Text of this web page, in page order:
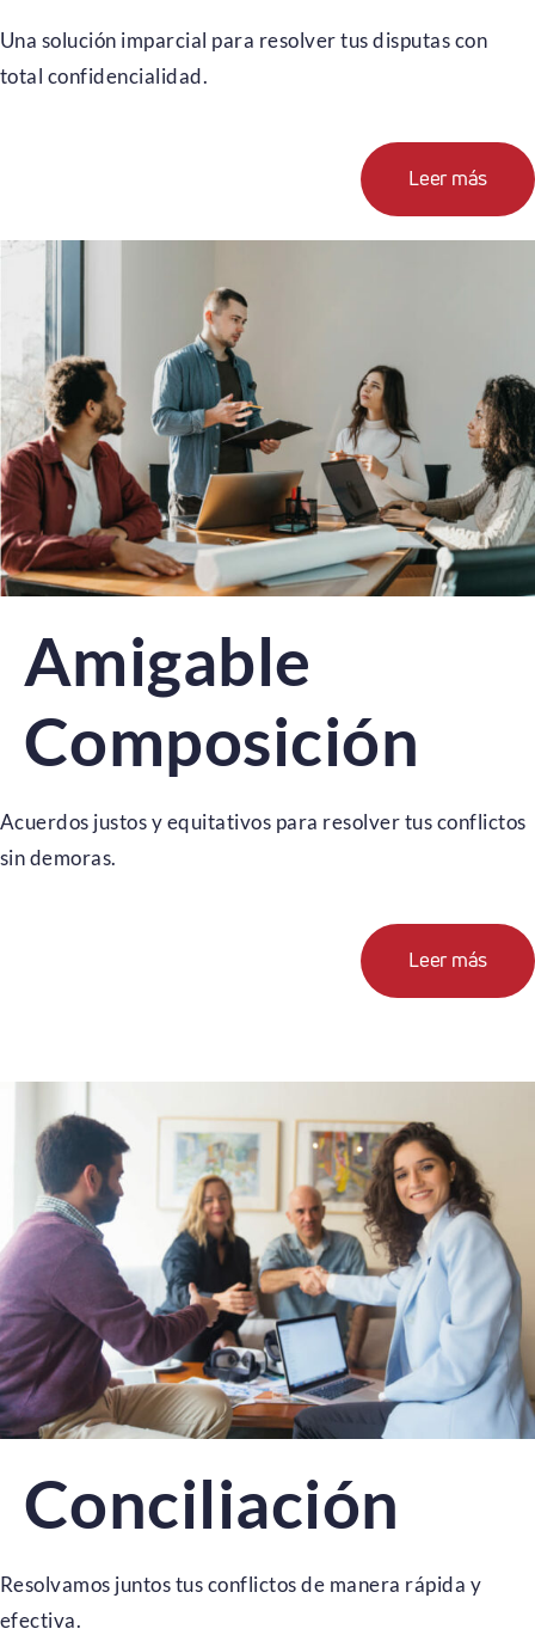
Una solución imparcial para resolver tus disputas con
total confidencialidad.
Leer más
Amigable
Composición
Acuerdos justos y equitativos para resolver tus conflictos
sin demoras.
Leer más
Conciliación
Resolvamos juntos tus conflictos de manera rápida y
efectiva.